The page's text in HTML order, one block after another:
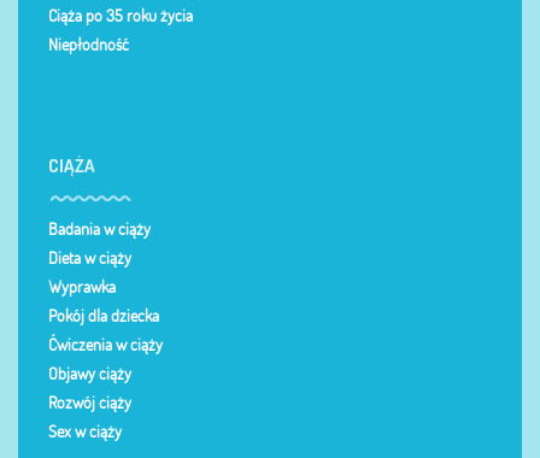
Ciąża po 35 roku życia
Niepłodność
CIĄŻA
Badania w ciąży
Dieta w ciąży
Wyprawka
Pokój dla dziecka
Ćwiczenia w ciąży
Objawy ciąży
Rozwój ciąży
Sex w ciąży